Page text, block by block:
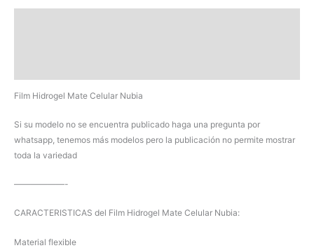
(Pag
Film Hidrogel Mate Celular Nubia
Si su modelo no se encuentra publicado haga una pregunta por
whatsapp, tenemos más modelos pero la publicación no permite mostrar
toda la variedad
——————-
CARACTERISTICAS del Film Hidrogel Mate Celular Nubia:
Material flexible